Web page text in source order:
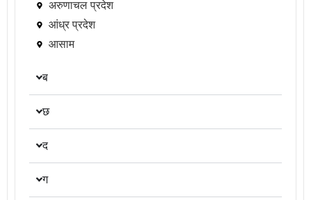
अरुणाचल प्रदेश
आंध्र प्रदेश
आसाम
ब
छ
द
ग